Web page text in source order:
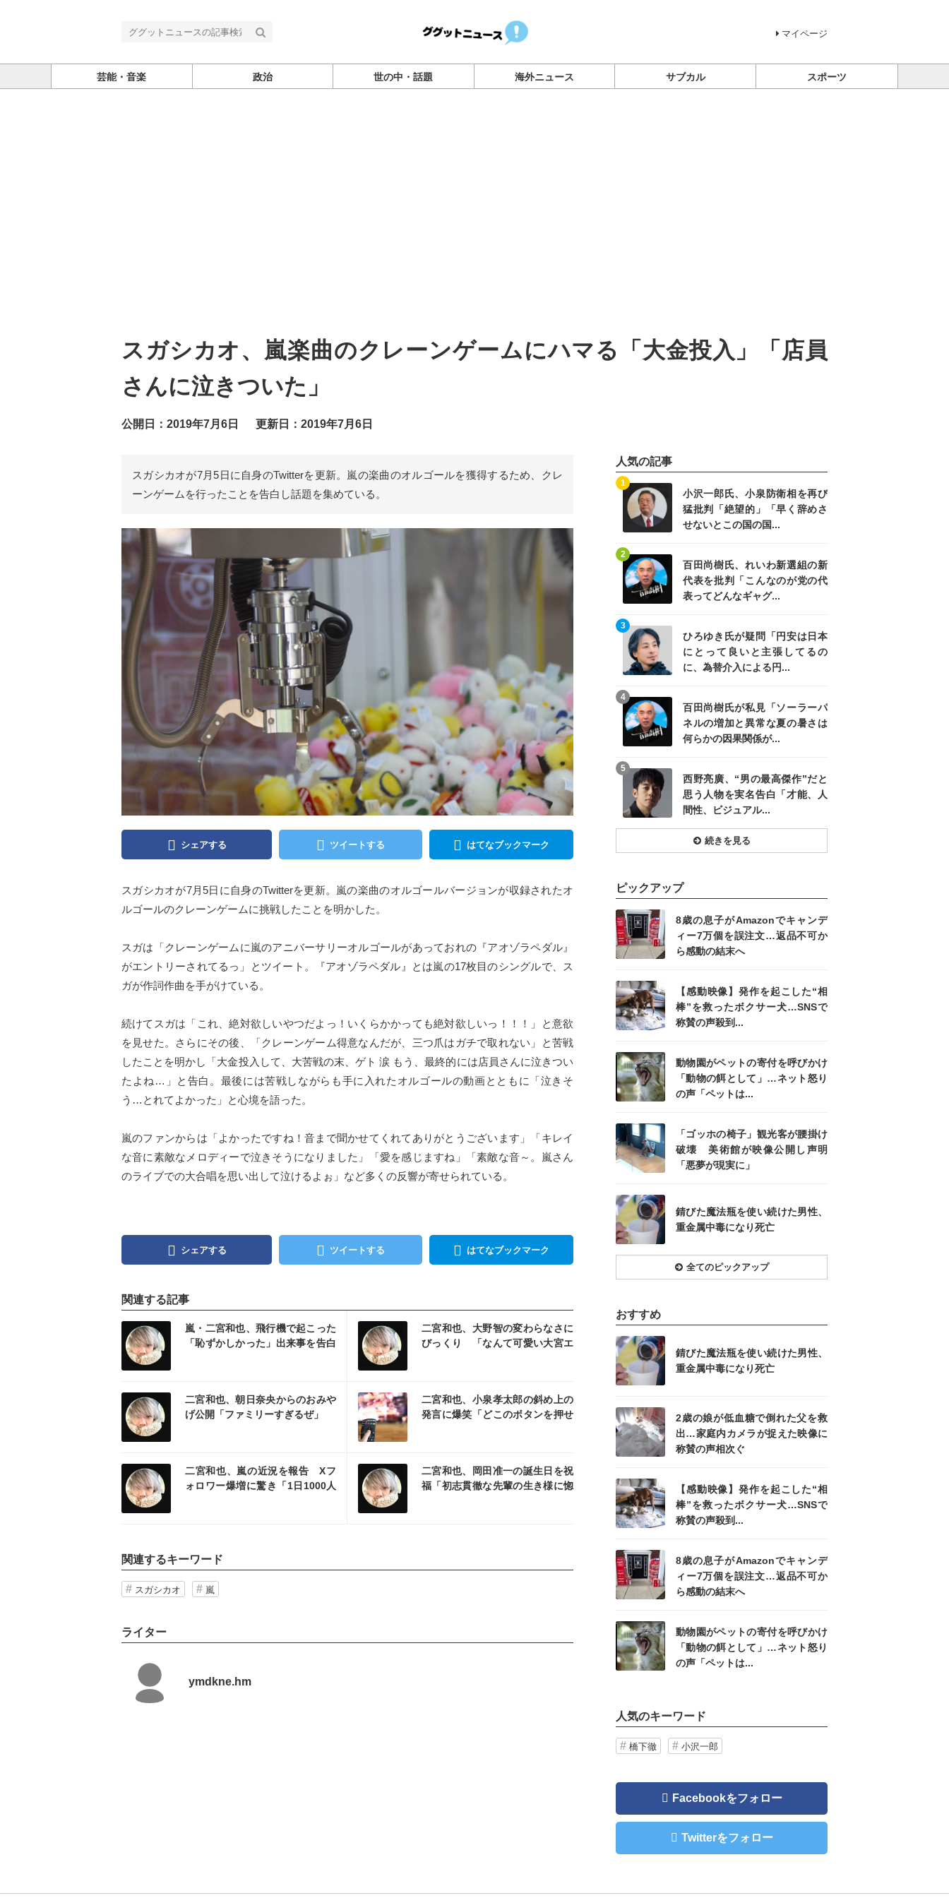
マイページ
芸能・音楽 政治 世の中・話題 海外ニュース サブカル スポーツ
スガシカオ、嵐楽曲のクレーンゲームにハマる「大金投入」「店員
さんに泣きついた」
公開日：2019年7月6日 更新日：2019年7月6日
スガシカオが7月5日に自身のTwitterを更新。嵐の楽曲のオルゴールを獲得するため、クレ
ーンゲームを行ったことを告白し話題を集めている。
シェアする ツイートする はてなブックマーク
スガシカオが7月5日に自身のTwitterを更新。嵐の楽曲のオルゴールバージョンが収録されたオ
ルゴールのクレーンゲームに挑戦したことを明かした。
スガは「クレーンゲームに嵐のアニバーサリーオルゴールがあっておれの『アオゾラペダル』
がエントリーされてるっ」とツイート。『アオゾラペダル』とは嵐の17枚目のシングルで、ス
ガが作詞作曲を手がけている。
続けてスガは「これ、絶対欲しいやつだよっ！いくらかかっても絶対欲しいっ！！！」と意欲
を見せた。さらにその後、「クレーンゲーム得意なんだが、三つ爪はガチで取れない」と苦戦
したことを明かし「大金投入して、大苦戦の末、ゲト 涙 もう、最終的には店員さんに泣きつい
たよね…」と告白。最後には苦戦しながらも手に入れたオルゴールの動画とともに「泣きそ
う…とれてよかった」と心境を語った。
嵐のファンからは「よかったですね！音まで聞かせてくれてありがとうございます」「キレイ
な音に素敵なメロディーで泣きそうになりました」「愛を感じますね」「素敵な音～。嵐さん
のライブでの大合唱を思い出して泣けるよぉ」など多くの反響が寄せられている。
シェアする ツイートする はてなブックマーク
関連する記事
嵐・二宮和也、飛行機で起こった
「恥ずかしかった」出来事を告白
二宮和也、大野智の変わらなさに
びっくり 「なんて可愛い大宮エ
二宮和也、朝日奈央からのおみや
げ公開「ファミリーすぎるぜ」
二宮和也、小泉孝太郎の斜め上の
発言に爆笑「どこのボタンを押せ
二宮和也、嵐の近況を報告 Xフ
ォロワー爆増に驚き「1日1000人
二宮和也、岡田准一の誕生日を祝
福「初志貫徹な先輩の生き様に惚
記事を読む
関連するキーワード
スガシカオ 嵐
ライター
ymdkne.hm
人気の記事
小沢一郎氏、小泉防衛相を再び
猛批判「絶望的」「早く辞めさ
せないとこの国の国...
1
百田尚樹氏、れいわ新選組の新
代表を批判「こんなのが党の代
表ってどんなギャグ...
2
記事を読む
ひろゆき氏が疑問「円安は日本
にとって良いと主張してるの
に、為替介入による円...
3
百田尚樹氏が私見「ソーラーパ
ネルの増加と異常な夏の暑さは
何らかの因果関係が...
4
記事を読む
西野亮廣、“男の最高傑作”だと
思う人物を実名告白「才能、人
間性、ビジュアル...
5
記事を読む
続きを見る
ピックアップ
8歳の息子がAmazonでキャンデ
ィー7万個を誤注文…返品不可か
ら感動の結末へ
【感動映像】発作を起こした“相
棒”を救ったボクサー犬…SNSで
称賛の声殺到...
動物園がペットの寄付を呼びかけ
「動物の餌として」…ネット怒り
の声「ペットは...
記事を読む
「ゴッホの椅子」観光客が腰掛け
破壊 美術館が映像公開し声明
「悪夢が現実に」
錆びた魔法瓶を使い続けた男性、
重金属中毒になり死亡
全てのピックアップ
おすすめ
錆びた魔法瓶を使い続けた男性、
重金属中毒になり死亡
記事を読む
2歳の娘が低血糖で倒れた父を救
出…家庭内カメラが捉えた映像に
称賛の声相次ぐ
記事を読む
【感動映像】発作を起こした“相
棒”を救ったボクサー犬…SNSで
称賛の声殺到...
記事を読む
8歳の息子がAmazonでキャンデ
ィー7万個を誤注文…返品不可か
ら感動の結末へ
動物園がペットの寄付を呼びかけ
「動物の餌として」…ネット怒り
の声「ペットは...
人気のキーワード
橋下徹 小沢一郎
Facebookをフォロー
Twitterをフォロー